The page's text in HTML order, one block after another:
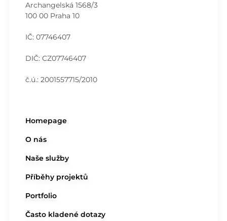
Archangelská 1568/3
100 00 Praha 10
IČ: 07746407
DIČ: CZ07746407
č.ú.: 2001557715/2010
Homepage
O nás
Naše služby
Příběhy projektů
Portfolio
Často kladené dotazy